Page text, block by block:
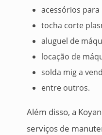
acessórios
tocha corte
aluguel de
locação de
solda mig a
entre outros.
Além disso, a
serviços de